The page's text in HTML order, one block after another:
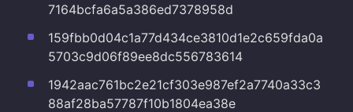
7164bcfa6a5a386ed7378958d
159fbb0d04c1a77d434ce3810d1e2c659fda0a
5703c9d06f89ee8dc556783614
1942aac761bc2e21cf303e987ef2a7740a33c3
88af28ba57787f10b1804ea38e